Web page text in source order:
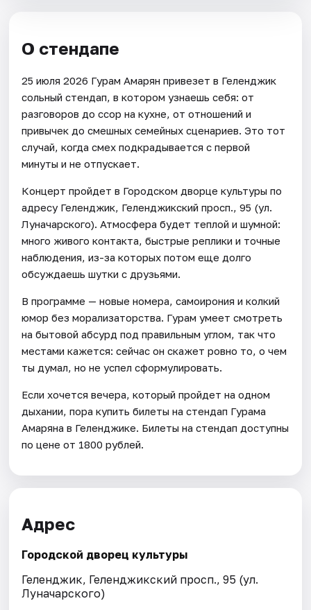
О стендапе
25 июля 2026 Гурам Амарян привезет в Геленджик
сольный стендап, в котором узнаешь себя: от
разговоров до ссор на кухне, от отношений и
привычек до смешных семейных сценариев. Это тот
случай, когда смех подкрадывается с первой
минуты и не отпускает.
Концерт пройдет в Городском дворце культуры по
адресу Геленджик, Геленджикский просп., 95 (ул.
Луначарского). Атмосфера будет теплой и шумной:
много живого контакта, быстрые реплики и точные
наблюдения, из-за которых потом еще долго
обсуждаешь шутки с друзьями.
В программе — новые номера, самоирония и колкий
юмор без морализаторства. Гурам умеет смотреть
на бытовой абсурд под правильным углом, так что
местами кажется: сейчас он скажет ровно то, о чем
ты думал, но не успел сформулировать.
Если хочется вечера, который пройдет на одном
дыхании, пора купить билеты на стендап Гурама
Амаряна в Геленджике. Билеты на стендап доступны
по цене от 1800 рублей.
Адрес
Городской дворец культуры
Геленджик, Геленджикский просп., 95 (ул.
Луначарского)